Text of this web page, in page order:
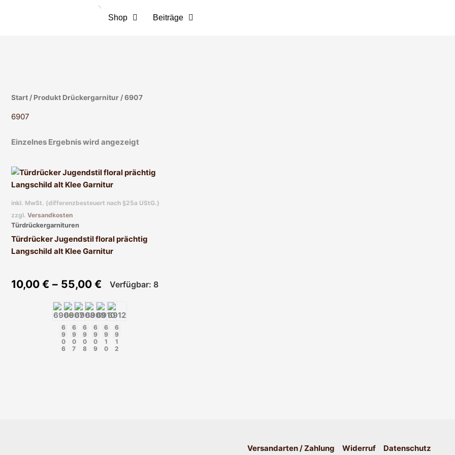
Shop Beiträge
Start / Produkt Drückergarnitur / 6907
6907
Einzelnes Ergebnis wird angezeigt
inkl. MwSt. (differenzbesteuert nach §25a UStG.)
zzgl. Versandkosten
Türdrückergarnituren
Türdrücker Jugendstil floral prächtig
Langschild alt Klee Garnitur
10,00 € – 55,00 € Verfügbar: 8
Dieses
Produkt
Varianten
Optionen
auf
Produktseite
6
9
0
6
6
9
0
7
6
9
0
8
6
9
0
9
6
9
1
0
6
9
1
2
Versandarten / Zahlung Widerruf Datenschutz